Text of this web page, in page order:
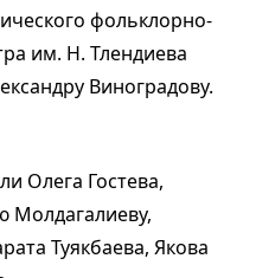
фольклорно-
им. Н. Тлендиева
Виноградову.
Олега Гостева,
Туякбаева, Якова